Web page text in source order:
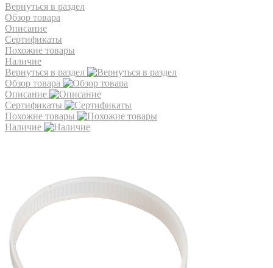
Вернуться в раздел
Обзор товара
Описание
Сертификаты
Похожие товары
Наличие
Вернуться в раздел
Обзор товара
Описание
Сертификаты
Похожие товары
Наличие